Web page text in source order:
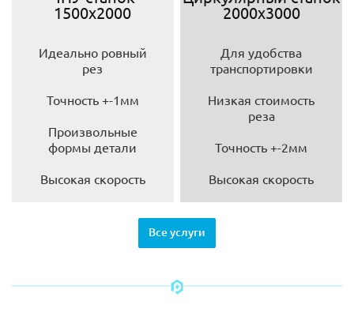
1500х2000
Идеально ровный
рез
Точность +-1мм
Произвольные
формы детали
Высокая скорость
2000х3000
Для удобства
транспортировки
Низкая стоимость
реза
Точность +-2мм
Высокая скорость
Все услуги